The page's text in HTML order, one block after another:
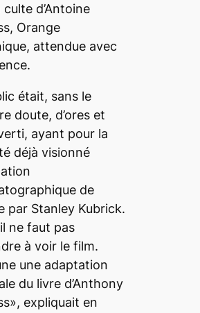
d’Antoine
Orange
, attendue avec
était, sans le
doute, d’ores et
ayant pour la
déjà visionné
de
par Stanley Kubrick.
ne faut pas
à voir le film.
une adaptation
du livre d’Anthony
expliquait en